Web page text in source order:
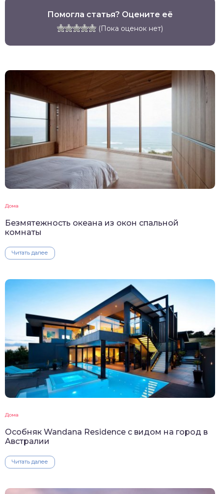
Помогла статья? Оцените её
(Пока оценок нет)
Дома
Безмятежность океана из окон спальной
комнаты
Читать далее
Дома
Особняк Wandana Residence с видом на город в
Австралии
Читать далее